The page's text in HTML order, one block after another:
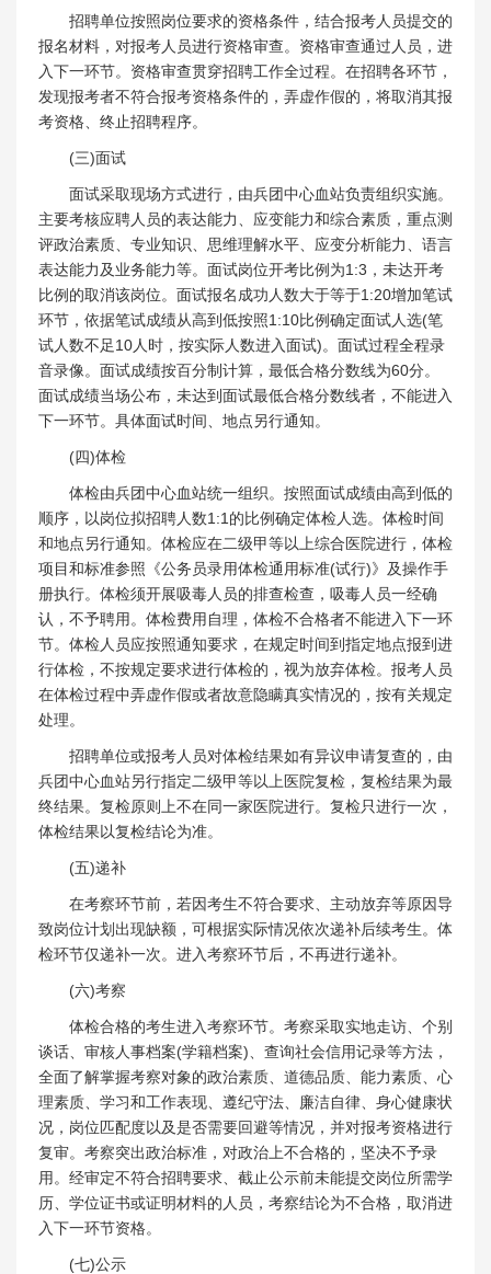
招聘单位按照岗位要求的资格条件，结合报考人员提交的
报名材料，对报考人员进行资格审查。资格审查通过人员，进
入下一环节。资格审查贯穿招聘工作全过程。在招聘各环节，
发现报考者不符合报考资格条件的，弄虚作假的，将取消其报
考资格、终止招聘程序。
(三)面试
面试采取现场方式进行，由兵团中心血站负责组织实施。
主要考核应聘人员的表达能力、应变能力和综合素质，重点测
评政治素质、专业知识、思维理解水平、应变分析能力、语言
表达能力及业务能力等。面试岗位开考比例为1:3，未达开考
比例的取消该岗位。面试报名成功人数大于等于1:20增加笔试
环节，依据笔试成绩从高到低按照1:10比例确定面试人选(笔
试人数不足10人时，按实际人数进入面试)。面试过程全程录
音录像。面试成绩按百分制计算，最低合格分数线为60分。
面试成绩当场公布，未达到面试最低合格分数线者，不能进入
下一环节。具体面试时间、地点另行通知。
(四)体检
体检由兵团中心血站统一组织。按照面试成绩由高到低的
顺序，以岗位拟招聘人数1:1的比例确定体检人选。体检时间
和地点另行通知。体检应在二级甲等以上综合医院进行，体检
项目和标准参照《公务员录用体检通用标准(试行)》及操作手
册执行。体检须开展吸毒人员的排查检查，吸毒人员一经确
认，不予聘用。体检费用自理，体检不合格者不能进入下一环
节。体检人员应按照通知要求，在规定时间到指定地点报到进
行体检，不按规定要求进行体检的，视为放弃体检。报考人员
在体检过程中弄虚作假或者故意隐瞒真实情况的，按有关规定
处理。
招聘单位或报考人员对体检结果如有异议申请复查的，由
兵团中心血站另行指定二级甲等以上医院复检，复检结果为最
终结果。复检原则上不在同一家医院进行。复检只进行一次，
体检结果以复检结论为准。
(五)递补
在考察环节前，若因考生不符合要求、主动放弃等原因导
致岗位计划出现缺额，可根据实际情况依次递补后续考生。体
检环节仅递补一次。进入考察环节后，不再进行递补。
(六)考察
体检合格的考生进入考察环节。考察采取实地走访、个别
谈话、审核人事档案(学籍档案)、查询社会信用记录等方法，
全面了解掌握考察对象的政治素质、道德品质、能力素质、心
理素质、学习和工作表现、遵纪守法、廉洁自律、身心健康状
况，岗位匹配度以及是否需要回避等情况，并对报考资格进行
复审。考察突出政治标准，对政治上不合格的，坚决不予录
用。经审定不符合招聘要求、截止公示前未能提交岗位所需学
历、学位证书或证明材料的人员，考察结论为不合格，取消进
入下一环节资格。
(七)公示